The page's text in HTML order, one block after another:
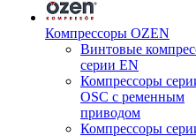
Компрессоры OZEN
Винтовые
серии EN
Компрессоры
OSC с ременным
приводом
Компрессоры